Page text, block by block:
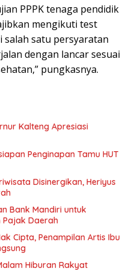
PPPK tenaga pendidik
mengikuti test
salah satu persyaratan
dengan lancar sesuai
pungkasnya.
Kalteng Apresiasi
Penginapan Tamu HUT
Disinergikan, Heriyus
Bank Mandiri untuk
Pajak Daerah
Cipta, Penampilan Artis Ibu
Hiburan Rakyat